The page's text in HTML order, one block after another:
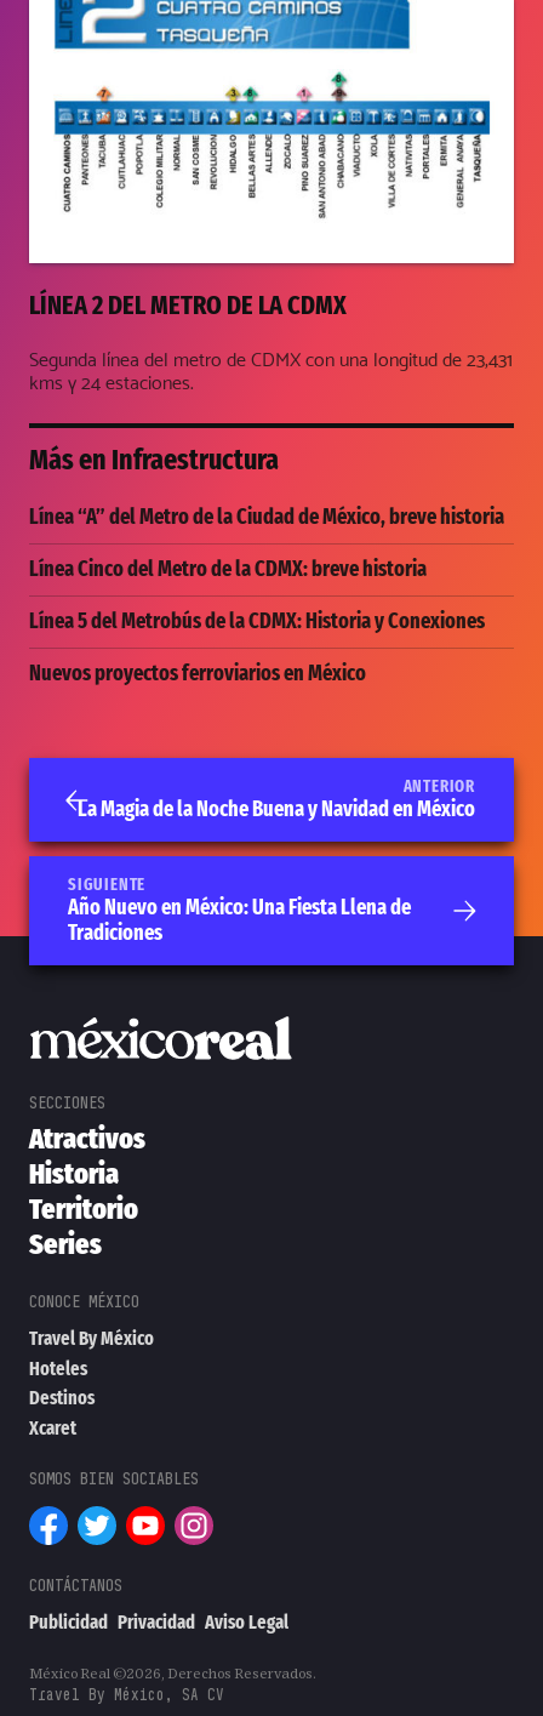
LÍNEA 2 DEL METRO DE LA CDMX
Segunda línea del metro de CDMX con una longitud de 23,431
kms y 24 estaciones.
Más en Infraestructura
Línea “A” del Metro de la Ciudad de México, breve historia
Línea Cinco del Metro de la CDMX: breve historia
Línea 5 del Metrobús de la CDMX: Historia y Conexiones
Nuevos proyectos ferroviarios en México
ANTERIOR
La Magia de la Noche Buena y Navidad en México
SIGUIENTE
Año Nuevo en México: Una Fiesta Llena de
Tradiciones
Atractivos
Historia
Territorio
Series
Travel By México
Hoteles
Destinos
Xcaret
Publicidad Privacidad Aviso Legal
México Real ©2026, Derechos Reservados.
Travel By México, SA CV